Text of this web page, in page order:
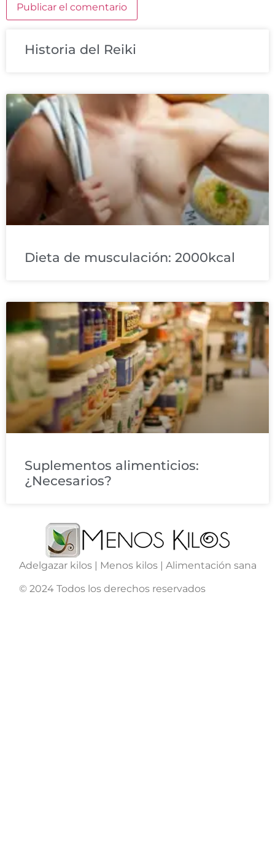
Historia del Reiki
Dieta de musculación: 2000kcal
Suplementos alimenticios:
¿Necesarios?
Adelgazar kilos | Menos kilos | Alimentación sana
© 2024 Todos los derechos reservados